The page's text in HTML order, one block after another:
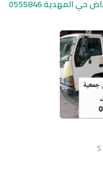
دينا تخاذ اثاث الى جمعية خيرية بالرياض حي المهدية 0555846
$